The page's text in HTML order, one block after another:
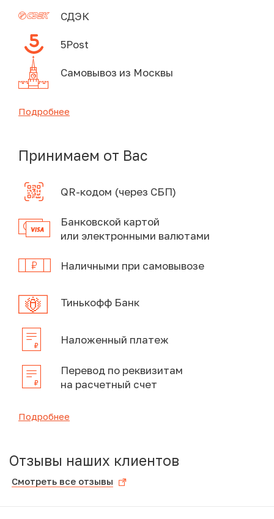
СДЭК
5Post
Самовывоз из Москвы
Подробнее
Принимаем от Вас
QR-кодом (через СБП)
Банковской картой
или электронными валютами
Наличными при самовывозе
Тинькофф Банк
Наложенный платеж
Перевод по реквизитам
на расчетный счет
Подробнее
Отзывы наших клиентов
Смотреть все отзывы